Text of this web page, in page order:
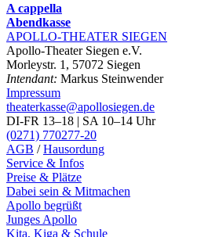
A cappella
Abendkasse
APOLLO-THEATER SIEGEN
Apollo-Theater Siegen e.V.
Morleystr. 1, 57072 Siegen
Intendant: Markus Steinwender
Impressum
theaterkasse@apollosiegen.de
DI-FR 13–18 | SA 10–14 Uhr
(0271) 770277-20
AGB /Hausordung
Service & Infos
Preise & Plätze
Dabei sein & Mitmachen
Apollo begrüßt
Junges Apollo
Kita, Kiga & Schule